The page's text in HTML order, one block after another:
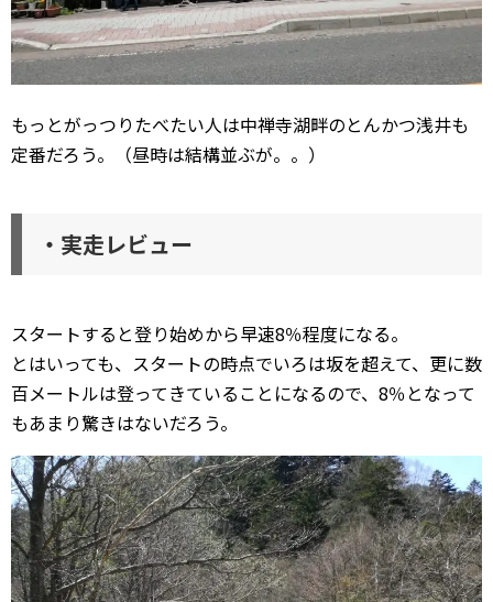
もっとがっつりたべたい人は中禅寺湖畔のとんかつ浅井も
定番だろう。（昼時は結構並ぶが。。）
・実走レビュー
スタートすると登り始めから早速8％程度になる。
とはいっても、スタートの時点でいろは坂を超えて、更に数
百メートルは登ってきていることになるので、8％となって
もあまり驚きはないだろう。